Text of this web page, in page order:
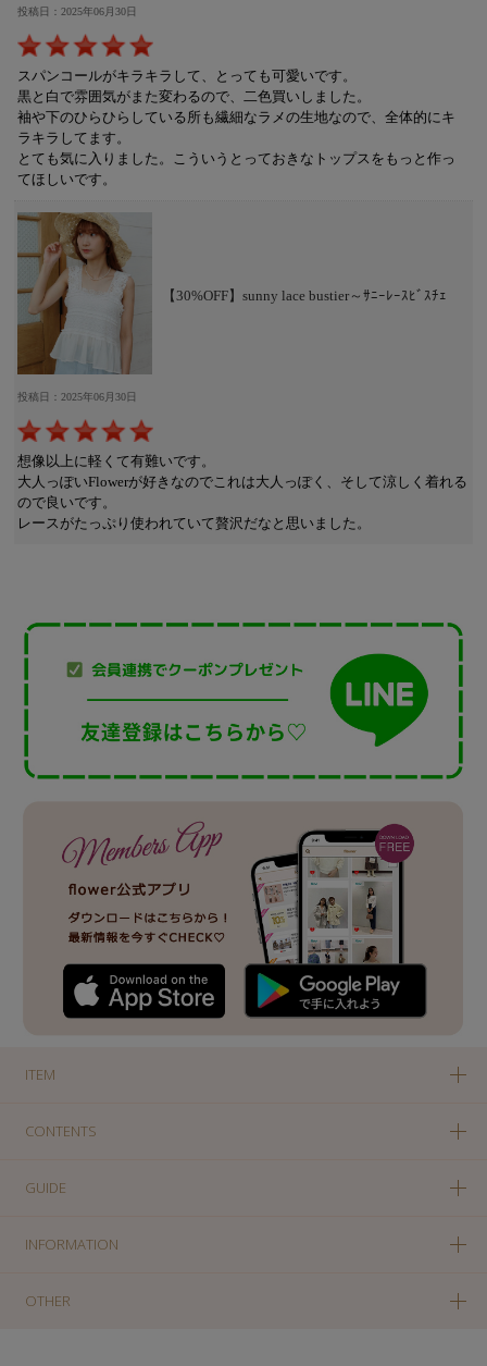
投稿日：2025年06月30日
スパンコールがキラキラして、とっても可愛いです。
黒と白で雰囲気がまた変わるので、二色買いしました。
袖や下のひらひらしている所も繊細なラメの生地なので、全体的にキ
ラキラしてます。
とても気に入りました。こういうとっておきなトップスをもっと作っ
てほしいです。
【30%OFF】sunny lace bustier～ｻﾆｰﾚｰｽﾋﾞｽﾁｪ
投稿日：2025年06月30日
想像以上に軽くて有難いです。
大人っぽいFlowerが好きなのでこれは大人っぽく、そして涼しく着れる
ので良いです。
レースがたっぷり使われていて贅沢だなと思いました。
ITEM
CONTENTS
GUIDE
INFORMATION
OTHER